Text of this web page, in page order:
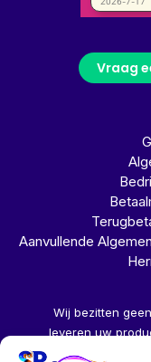
Vraag
Aanvullende
Wij bezitten
leveren uw